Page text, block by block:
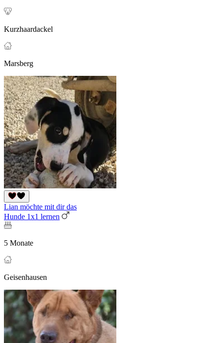
Kurzhaardackel
Marsberg
Lian möchte mit dir das
Hunde 1x1 lernen
5 Monate
Geisenhausen